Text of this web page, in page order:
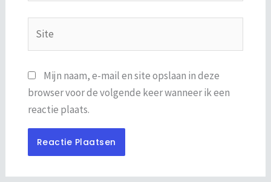
Mijn naam, e-mail en site opslaan in deze
browser voor de volgende keer wanneer ik een
reactie plaats.